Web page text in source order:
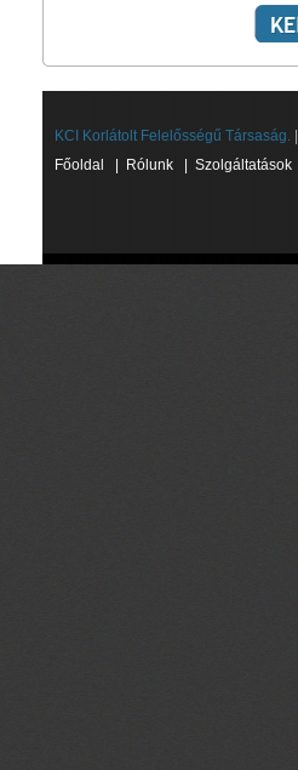
KCI Korlátolt Felelősségű Társaság.
Főoldal
Rólunk Szolgáltatások